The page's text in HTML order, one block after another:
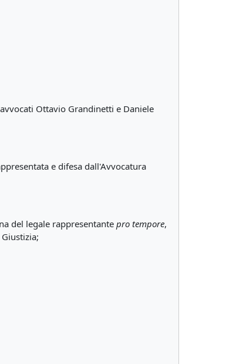
Ottavio Grandinetti e Daniele
e difesa dall'Avvocatura
del legale rappresentante pro tempore,